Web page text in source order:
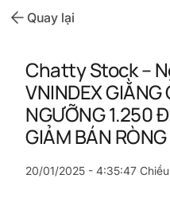
Quay lại
Chatty Stock –
VNINDEX GIẰNG
NGƯỠNG 1.250
GIẢM BÁN RÒNG
20/01/2025 - 4:35:47 Chiều